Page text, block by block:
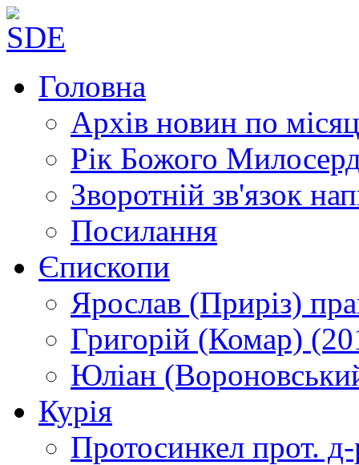
Головна
Архів новин по
Рік Божого
Зворотній зв'язок
Посилання
Єпископи
Ярослав (Приріз)
Григорій (Комар)
Юліан
Курія
Протосинкел прот.